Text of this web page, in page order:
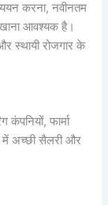
करना, नवीनतम
आवश्यक है।
स्थायी रोजगार के
कंपनियों, फार्मा
में अच्छी सैलरी और